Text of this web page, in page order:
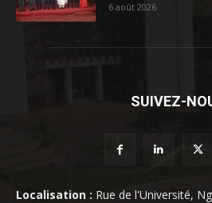
6 août 2026
SUIVEZ-
Localisation : Rue de l'Université,